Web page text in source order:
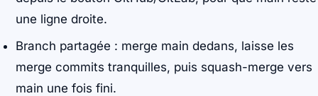
une ligne droite.
Branch partagée : merge main dedans, laisse les
merge commits tranquilles, puis squash-merge vers
main une fois fini.